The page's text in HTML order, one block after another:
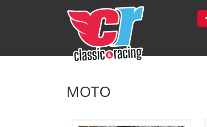
MOTO